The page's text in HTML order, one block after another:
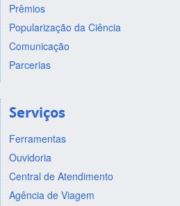
Prêmios
Popularização da Ciência
Comunicação
Parcerias
Serviços
Ferramentas
Ouvidoria
Central de Atendimento
Agência de Viagem